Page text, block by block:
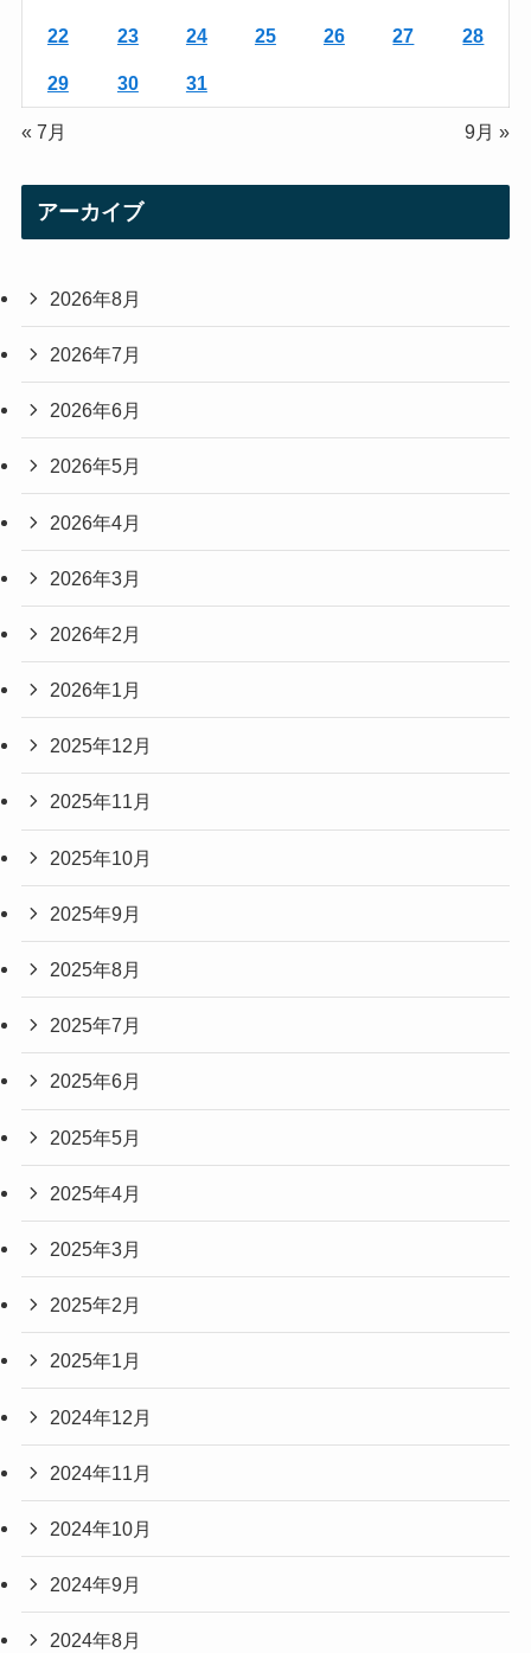
22 23 24 25 26 27 28
29 30 31
« 7月 9月 »
アーカイブ
2026年8月
2026年7月
2026年6月
2026年5月
2026年4月
2026年3月
2026年2月
2026年1月
2025年12月
2025年11月
2025年10月
2025年9月
2025年8月
2025年7月
2025年6月
2025年5月
2025年4月
2025年3月
2025年2月
2025年1月
2024年12月
2024年11月
2024年10月
2024年9月
2024年8月